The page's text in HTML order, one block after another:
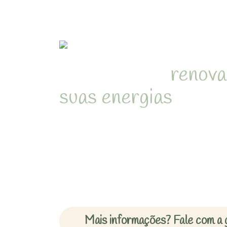
suas energias
Mais informações? Fale com a